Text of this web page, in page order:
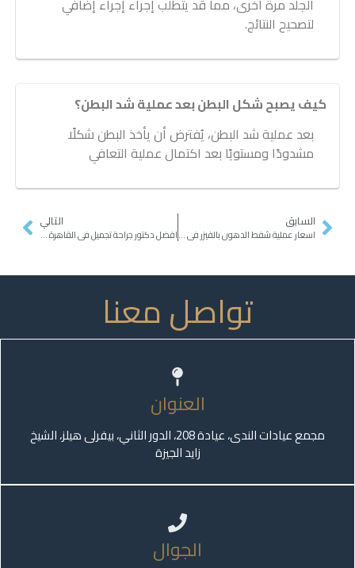
الجلد مرة أخرى، مما قد يتطلب إجراء إجراء إضافي
لتصحيح النتائج.
كيف يصبح شكل البطن بعد عملية شد البطن؟
بعد عملية شد البطن، يُفترض أن يأخذ البطن شكلًا
مشدودًا ومستويًا بعد اكتمال عملية التعافي
السابق
اسعار عملية شفط الدهون بالفيزر في مصر
التالي
افضل دكتور جراحة تجميل فى القاهرة 2026
تواصل معنا
العنوان
مجمع عيادات الندى، عيادة 208، الدور الثاني، بيفرلى هيلز، الشيخ
زايد الجيزة
الجوال